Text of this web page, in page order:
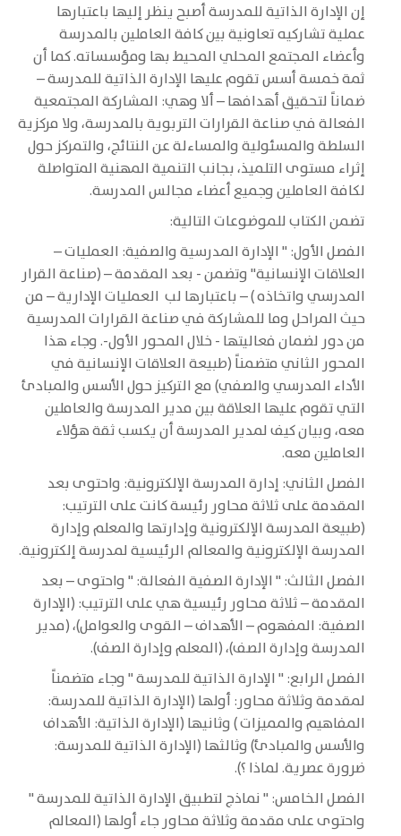
إن الإدارة الذاتية للمدرسة أصبح ينظر إليها باعتبارها
عملية تشاركيه تعاونية بين كافة العاملين بالمدرسة
وأعضاء المجتمع المحلي المحيط بها ومؤسساته. كما أن
ثمة خمسة أسس تقوم عليها الإدارة الذاتية للمدرسة –
ضماناً لتحقيق أهدافها – ألا وهي: المشاركة المجتمعية
الفعالة في صناعة القرارات التربوية بالمدرسة، ولا مركزية
السلطة والمسئولية والمساءلة عن النتائج، والتمركز حول
إثراء مستوى التلميذ، بجانب التنمية المهنية المتواصلة
لكافة العاملين وجميع أعضاء مجالس المدرسة.
تضمن الكتاب للموضوعات التالية:
الفصل الأول: " الإدارة المدرسية والصفية: العمليات –
العلاقات الإنسانية" وتضمن - بعد المقدمة – (صناعة القرار
المدرسي واتخاذه ) – باعتبارها لب العمليات الإدارية – من
حيث المراحل وما للمشاركة في صناعة القرارات المدرسية
من دور لضمان فعاليتها - خلال المحور الأول-. وجاء هذا
المحور الثاني متضمناً (طبيعة العلاقات الإنسانية في
الأداء المدرسي والصفي) مع التركيز حول الأسس والمبادئ
التي تقوم عليها العلاقة بين مدير المدرسة والعاملين
معه، وبيان كيف لمدير المدرسة أن يكسب ثقة هؤلاء
العاملين معه.
الفصل الثاني: إدارة المدرسة الإلكترونية: واحتوى بعد
المقدمة على ثلاثة محاور رئيسة كانت على الترتيب:
(طبيعة المدرسة الإلكترونية وإدارتها والمعلم وإدارة
المدرسة الإلكترونية والمعالم الرئيسية لمدرسة إلكترونية.
الفصل الثالث: " الإدارة الصفية الفعالة: " واحتوى – بعد
المقدمة – ثلاثة محاور رئيسية هي على الترتيب: (الإدارة
الصفية: المفهوم – الأهداف – القوى والعوامل)، (مدير
المدرسة وإدارة الصف)، (المعلم وإدارة الصف).
الفصل الرابع: " الإدارة الذاتية للمدرسة " وجاء متضمناً
لمقدمة وثلاثة محاور: أولها (الإدارة الذاتية للمدرسة:
المفاهيم والمميزات ) وثانيها (الإدارة الذاتية: الأهداف
والأسس والمبادئ) وثالثها (الإدارة الذاتية للمدرسة:
ضرورة عصرية. لماذا ؟).
الفصل الخامس: " نماذج لتطبيق الإدارة الذاتية للمدرسة "
واحتوى على مقدمة وثلاثة محاور جاء أولها (المعالم